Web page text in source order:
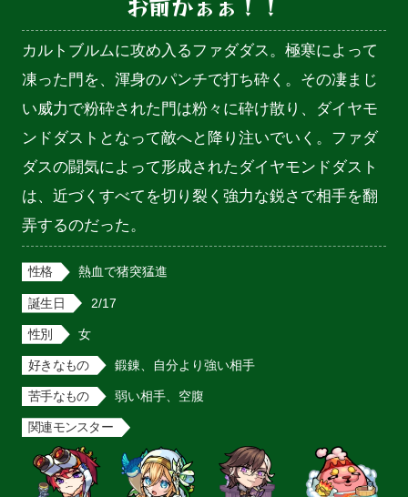
カルトブルムに攻め入るファダダス。極寒によって
凍った門を、渾身のパンチで打ち砕く。その凄まじ
い威力で粉砕された門は粉々に砕け散り、ダイヤモ
ンドダストとなって敵へと降り注いでいく。ファダ
ダスの闘気によって形成されたダイヤモンドダスト
は、近づくすべてを切り裂く強力な鋭さで相手を翻
弄するのだった。
性格 熱血で猪突猛進
誕生日 2/17
性別 女
好きなもの 鍛錬、自分より強い相手
苦手なもの 弱い相手、空腹
関連モンスター